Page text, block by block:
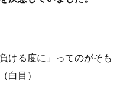
ける度に」ってのがそも
白目）